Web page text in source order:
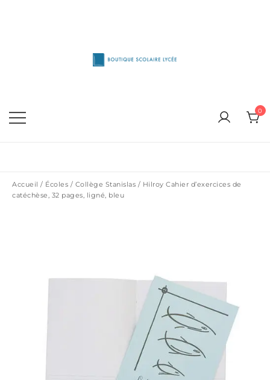
0
Accueil / Écoles / Collège Stanislas / Hilroy Cahier d’exercices de
catéchèse, 32 pages, ligné, bleu